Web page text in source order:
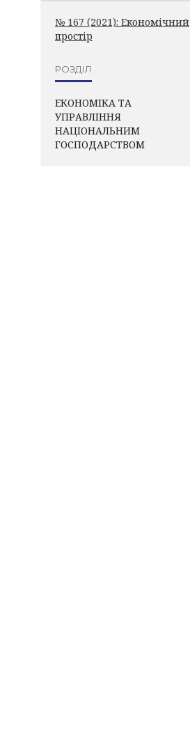
№ 167 (2021): Економічний
простір
РОЗДІЛ
ЕКОНОМІКА ТА
УПРАВЛІННЯ
НАЦІОНАЛЬНИМ
ГОСПОДАРСТВОМ